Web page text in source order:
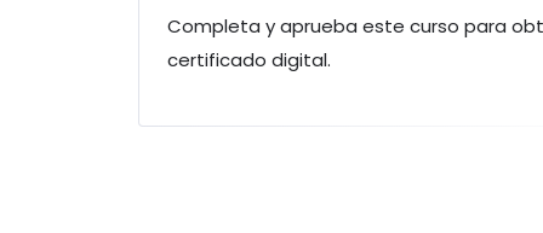
Completa y aprueba este curso para
certificado digital.